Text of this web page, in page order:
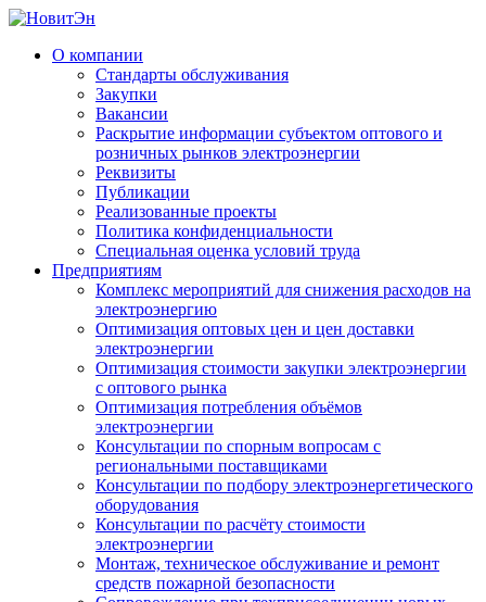
О компании
Стандарты обслуживания
Закупки
Вакансии
Раскрытие информации субъектом оптового и
розничных рынков электроэнергии
Реквизиты
Публикации
Реализованные проекты
Политика конфиденциальности
Специальная оценка условий труда
Предприятиям
Комплекс мероприятий для снижения расходов на
электроэнергию
Оптимизация оптовых цен и цен доставки
электроэнергии
Оптимизация стоимости закупки электроэнергии
с оптового рынка
Оптимизация потребления объёмов
электроэнергии
Консультации по спорным вопросам с
региональными поставщиками
Консультации по подбору электроэнергетического
оборудования
Консультации по расчёту стоимости
электроэнергии
Монтаж, техническое обслуживание и ремонт
средств пожарной безопасности